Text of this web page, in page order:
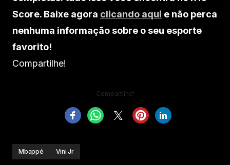
Score. Baixe agora clicando aqui e não perca
nenhuma informação sobre o seu esporte
favorito!
Compartilhe!
Compartilhe!
Mbappé Vini Jr